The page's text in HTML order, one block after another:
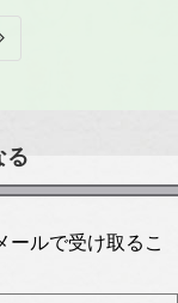
る
ールで受け取るこ